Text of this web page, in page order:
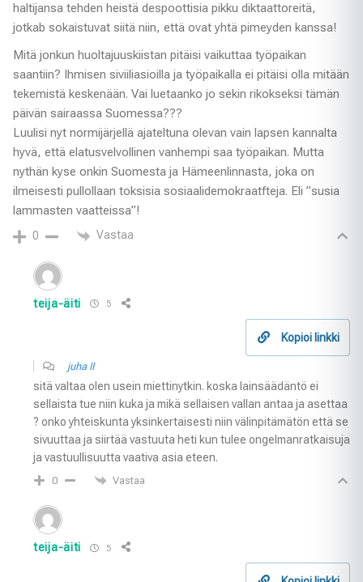
haltijansa tehden heistä despoottisia pikku diktaattoreitä,
jotkab sokaistuvat siitä niin, että ovat yhtä pimeyden kanssa!
Mitä jonkun huoltajuuskiistan pitäisi vaikuttaa työpaikan
saantiin? Ihmisen siviiliasioilla ja työpaikalla ei pitäisi olla mitään
tekemistä keskenään. Vai luetaanko jo sekin rikokseksi tämän
päivän sairaassa Suomessa???
Luulisi nyt normijärjellä ajateltuna olevan vain lapsen kannalta
hyvä, että elatusvelvollinen vanhempi saa työpaikan. Mutta
nythän kyse onkin Suomesta ja Hämeenlinnasta, joka on
ilmeisesti pullollaan toksisia sosiaalidemokraatfteja. Eli ”susia
lammasten vaatteissa”!
0 Vastaa
teija-äiti 5
Kopioi linkki
juha II
sitä valtaa olen usein miettinytkin. koska lainsäädäntö ei
sellaista tue niin kuka ja mikä sellaisen vallan antaa ja asettaa
? onko yhteiskunta yksinkertaisesti niin välinpitämätön että se
sivuuttaa ja siirtää vastuuta heti kun tulee ongelmanratkaisuja
ja vastuullisuutta vaativa asia eteen.
0 Vastaa
teija-äiti 5